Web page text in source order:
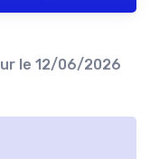
le 12/06/2026